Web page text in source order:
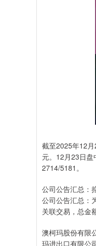
截至2025年12
元。12月23日
2714/5181。
公司公告汇总：
公司公告汇总：
关联交易，总金
澳柯玛股份有限
玛进出口有限公